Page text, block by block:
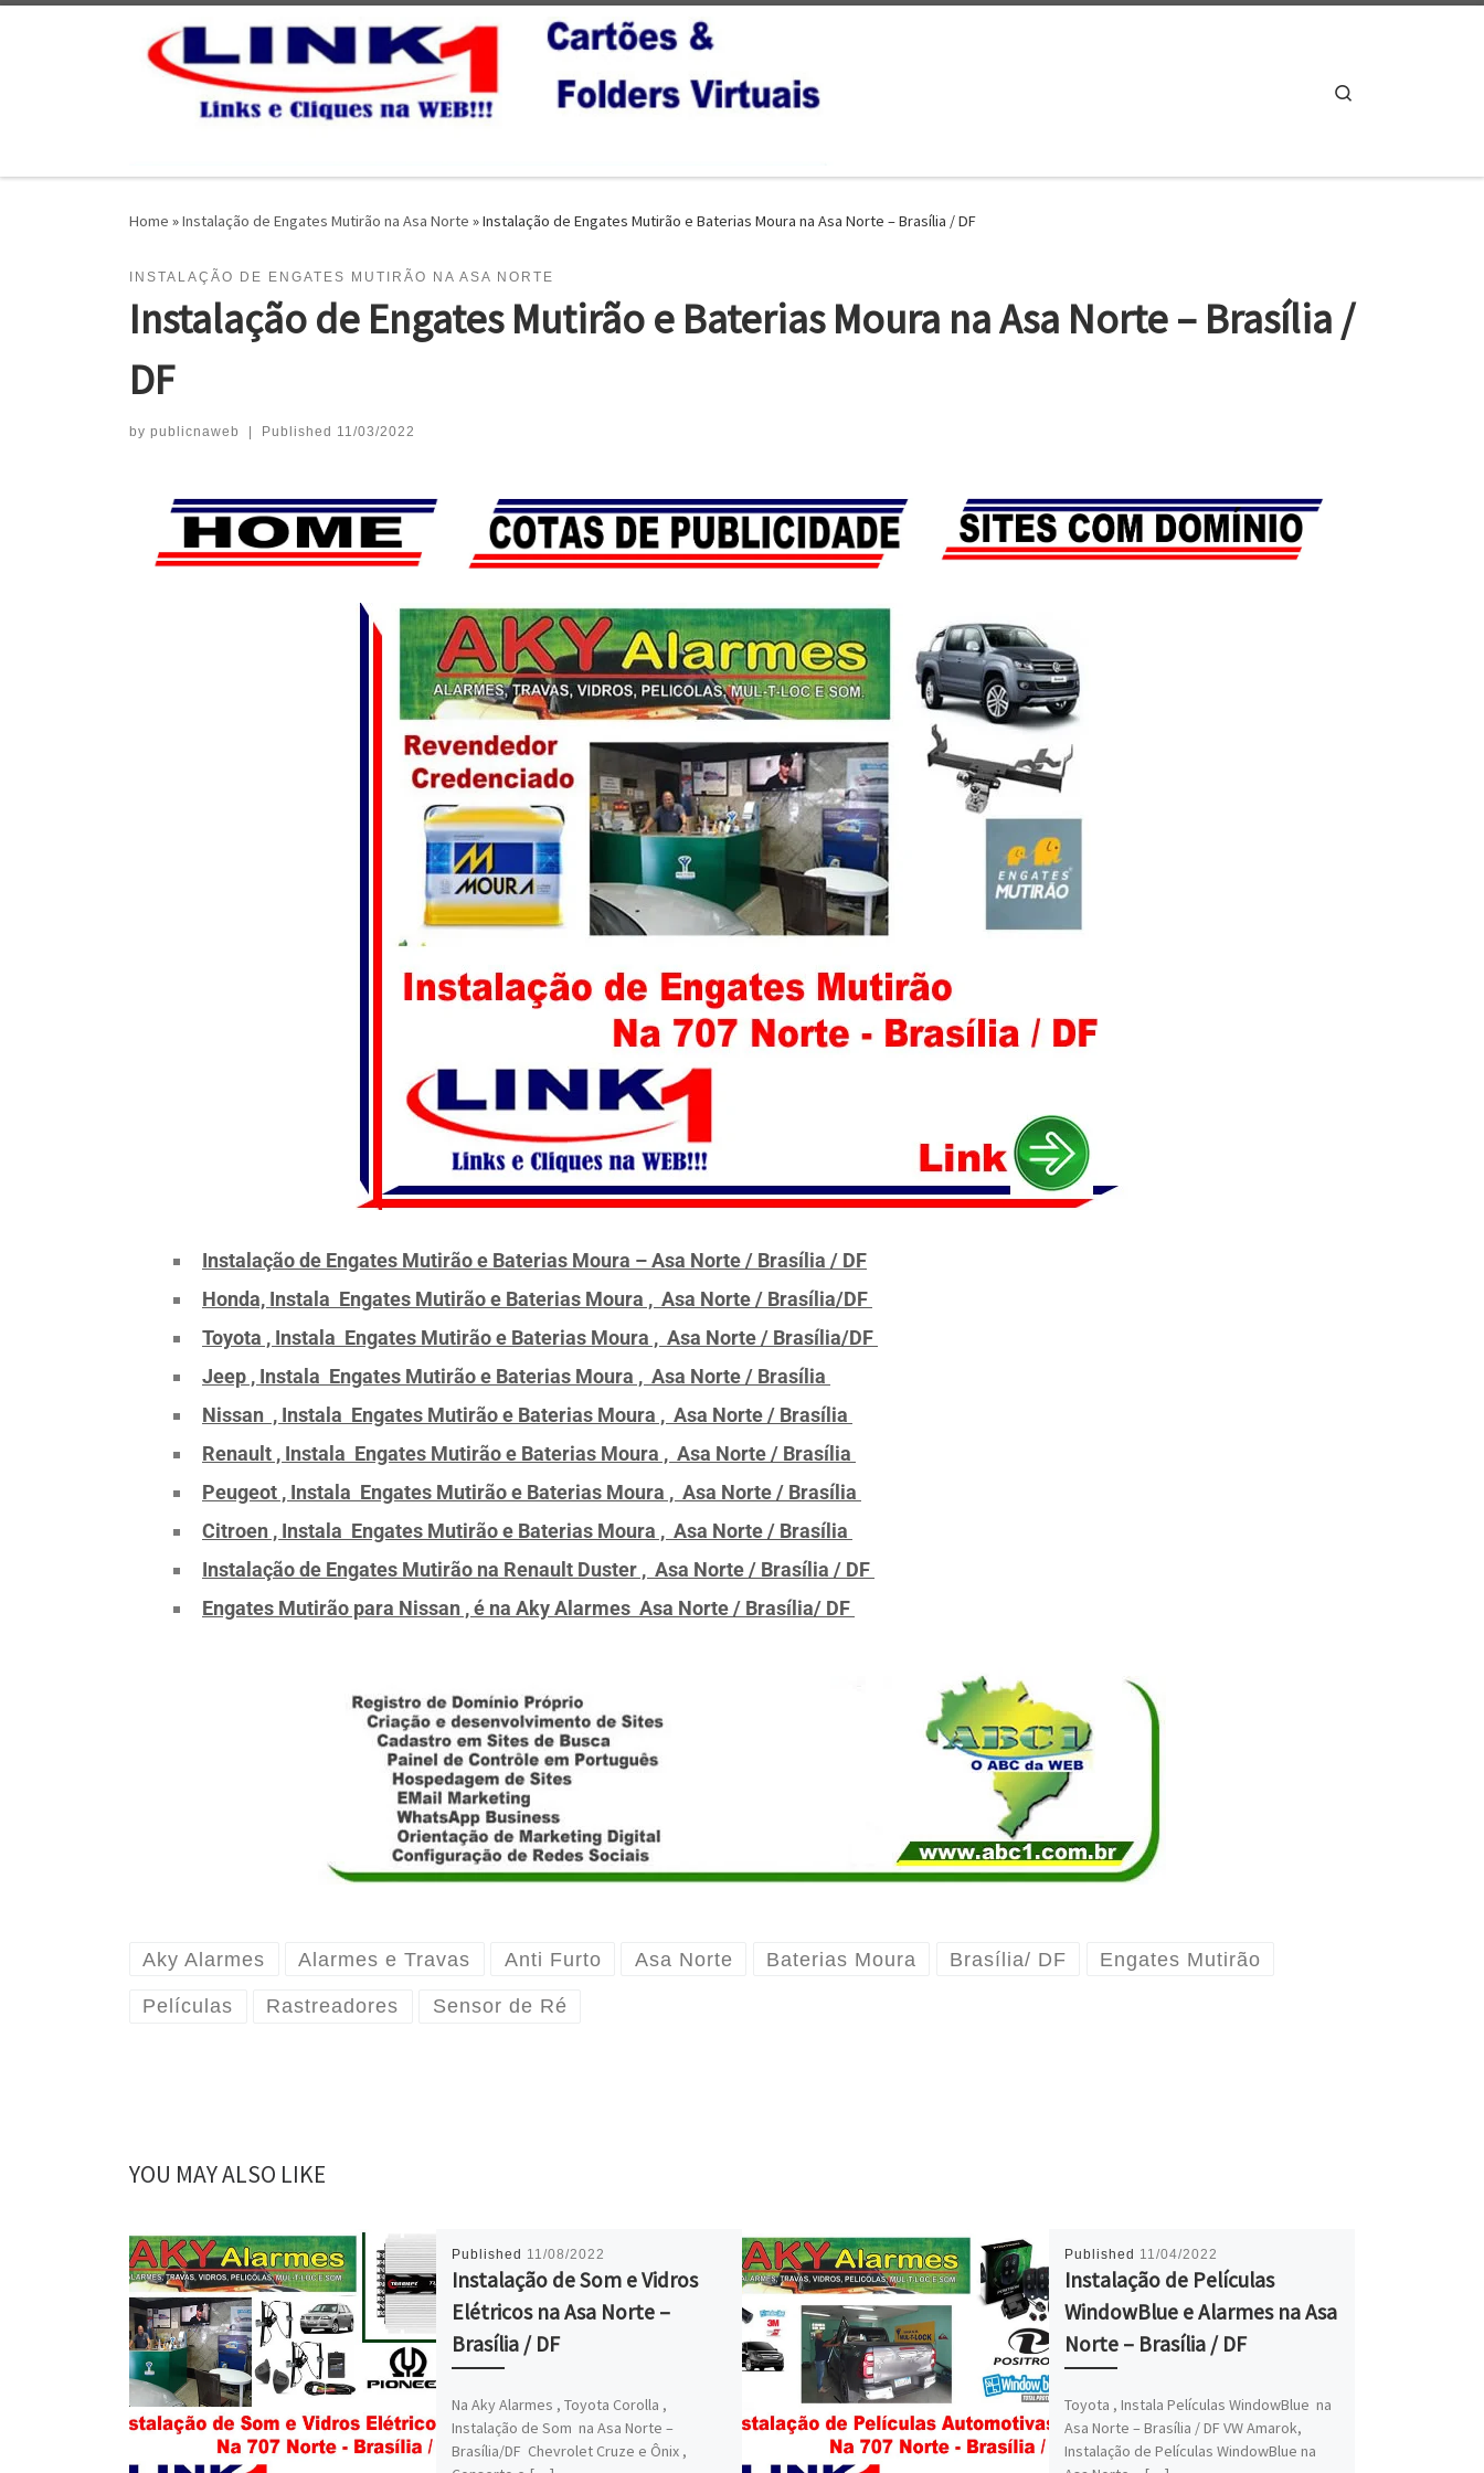
Home »Instalação de Engates Mutirão na Asa Norte »Instalação de Engates Mutirão e Baterias Moura na Asa Norte – Brasília / DF
INSTALAÇÃO DE ENGATES MUTIRÃO NA ASA NORTE
Instalação de Engates Mutirão e Baterias Moura na Asa Norte – Brasília /
DF
by publicnaweb Published 11/03/2022
Instalação de Engates Mutirão e Baterias Moura – Asa Norte / Brasília / DF
Honda, Instala Engates Mutirão e Baterias Moura , Asa Norte / Brasília/DF
Toyota , Instala Engates Mutirão e Baterias Moura , Asa Norte / Brasília/DF
Jeep , Instala Engates Mutirão e Baterias Moura , Asa Norte / Brasília
Nissan , Instala Engates Mutirão e Baterias Moura , Asa Norte / Brasília
Renault , Instala Engates Mutirão e Baterias Moura , Asa Norte / Brasília
Peugeot , Instala Engates Mutirão e Baterias Moura , Asa Norte / Brasília
Citroen , Instala Engates Mutirão e Baterias Moura , Asa Norte / Brasília
Instalação de Engates Mutirão na Renault Duster , Asa Norte / Brasília / DF
Engates Mutirão para Nissan , é na Aky Alarmes Asa Norte / Brasília/ DF
Aky Alarmes Alarmes e Travas Anti Furto Asa Norte Baterias Moura Brasília/ DF Engates Mutirão
Películas Rastreadores Sensor de Ré
YOU MAY ALSO LIKE
Published 11/08/2022
Instalação de Som e Vidros
Elétricos na Asa Norte –
Brasília / DF
Na Aky Alarmes , Toyota Corolla ,
Instalação de Som na Asa Norte –
Brasília/DF Chevrolet Cruze e Ônix ,
Published 11/04/2022
Instalação de Películas
WindowBlue e Alarmes na Asa
Norte – Brasília / DF
Toyota , Instala Películas WindowBlue na
Asa Norte – Brasília / DF VW Amarok,
Instalação de Películas WindowBlue na